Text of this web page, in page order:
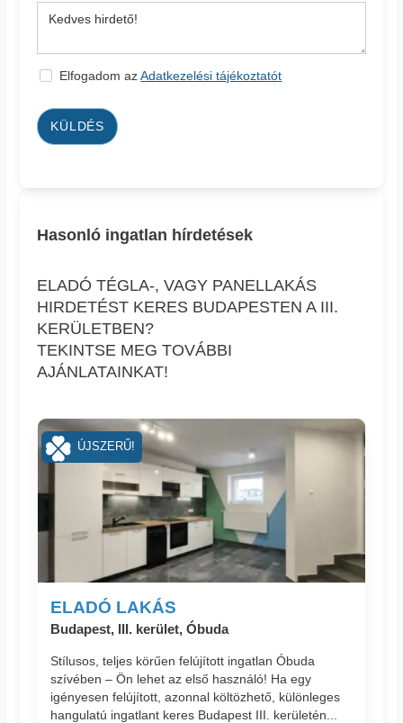
Elfogadom azAdatkezelési tájékoztatót
KÜLDÉS
Hasonló ingatlan hírdetések
ELADÓ TÉGLA-, VAGY PANELLAKÁS
HIRDETÉST KERES BUDAPESTEN A III.
KERÜLETBEN?
TEKINTSE MEG TOVÁBBI
AJÁNLATAINKAT!
ELADÓ LAKÁS
Budapest, III. kerület, Óbuda
Stílusos, teljes körűen felújított ingatlan Óbuda
szívében – Ön lehet az első használó! Ha egy
igényesen felújított, azonnal költözhető, különleges
hangulatú ingatlant keres Budapest III. kerületén...
ÚJSZERŰ!